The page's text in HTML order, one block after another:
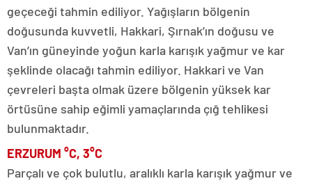
geçeceği tahmin ediliyor. Yağışların bölgenin
doğusunda kuvvetli, Hakkari, Şırnak’ın doğusu ve
Van’ın güneyinde yoğun karla karışık yağmur ve kar
şeklinde olacağı tahmin ediliyor. Hakkari ve Van
çevreleri başta olmak üzere bölgenin yüksek kar
örtüsüne sahip eğimli yamaçlarında çığ tehlikesi
bulunmaktadır.
ERZURUM °C, 3°C
Parçalı ve çok bulutlu, aralıklı karla karışık yağmur ve